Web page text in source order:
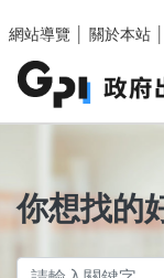
網站導覽
關於本站
你想找的